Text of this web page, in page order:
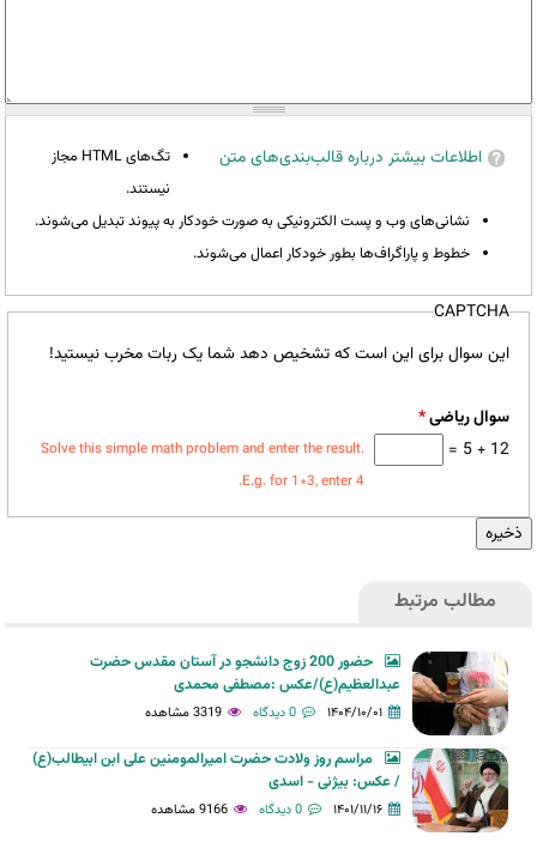
اطلاعات بیشتر درباره قالب‌بندی‌های متن
تگ‌های HTML مجاز
نیستند.
نشانی‌های وب و پست الکترونیکی به صورت خودکار به پیوند تبدیل می‌شوند.
خطوط و پاراگراف‌ها بطور خودکار اعمال می‌شوند.
CAPTCHA
این سوال برای این است که تشخیص دهد شما یک ربات مخرب نیستید!
سوال ریاضی*
12 + 5 =
Solve this simple math problem and enter the result.
E.g. for 1+3, enter 4.
مطالب مرتبط
حضور 200 زوج دانشجو در آستان مقدس حضرت
عبدالعظیم(ع)/عکس :مصطفی محمدی
۱۴۰۴/۱۰/۰۱ 0 دیدگاه 3319 مشاهده
مراسم روز ولادت حضرت امیرالمومنین علی ابن ابیطالب(ع)
/ عکس: بیژنی - اسدی
۱۴۰۱/۱۱/۱۶ 0 دیدگاه 9166 مشاهده